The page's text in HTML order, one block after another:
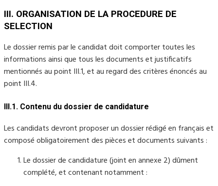
III. ORGANISATION DE LA PROCEDURE DE
SELECTION
Le dossier remis par le candidat doit comporter toutes les
informations ainsi que tous les documents et justificatifs
mentionnés au point III.1, et au regard des critères énoncés au
point III.4.
III.1. Contenu du dossier de candidature
Les candidats devront proposer un dossier rédigé en français et
composé obligatoirement des pièces et documents suivants :
Le dossier de candidature (joint en annexe 2) dûment
complété, et contenant notamment :